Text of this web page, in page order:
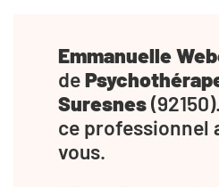
Emmanuelle
de
Suresnes
ce professionnel
vous.